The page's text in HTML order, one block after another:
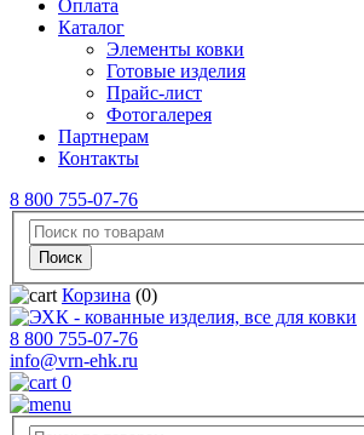
Оплата
Каталог
Элементы ковки
Готовые изделия
Прайс-лист
Фотогалерея
Партнерам
Контакты
8 800 755-07-76
Корзина (0)
8 800 755-07-76
info@vrn-ehk.ru
0